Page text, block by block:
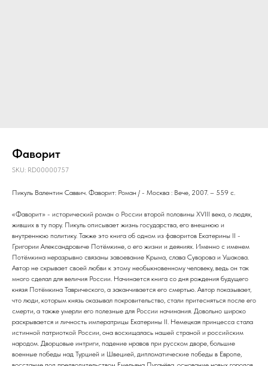
Фаворит
SKU: RD00000757
Пикуль Валентин Саввич. Фаворит: Роман / - Москва : Вече, 2007. – 559 с.
«Фаворит» - исторический роман о России второй половины XVIII века, о людях,
живших в ту пору. Пикуль описывает жизнь государства, его внешнюю и
внутреннюю политику. Также это книга об одном из фаворитов Екатерины II -
Григории Александровиче Потёмкине, о его жизни и деяниях. Именно с именем
Потёмкина неразрывно связаны завоевание Крыма, слава Суворова и Ушакова.
Автор не скрывает своей любви к этому необыкновенному человеку, ведь он так
много сделал для величия России. Начинается книга со дня рождения будущего
князя Потёмкина Таврического, а заканчивается его смертью. Автор показывает,
что люди, которым князь оказывал покровительство, стали притесняться после его
смерти, а также умерли его полезные для России начинания. Довольно широко
раскрывается и личность императрицы Екатерины II. Немецкая принцесса стала
истинной патриоткой России, она восхищалась нашей страной и российским
народом. Дворцовые интриги, падение нравов при русском дворе, большие
военные победы над Турцией и Швецией, дипломатические победы в Европе,